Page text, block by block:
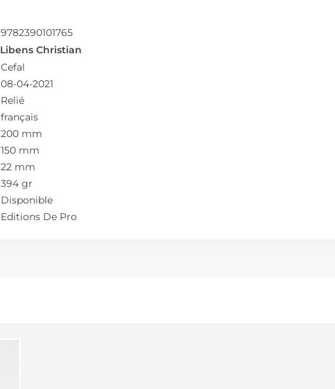
9782390101765
Libens Christian
Cefal
08-04-2021
Relié
français
200 mm
150 mm
22 mm
394 gr
Disponible
Editions De Pro